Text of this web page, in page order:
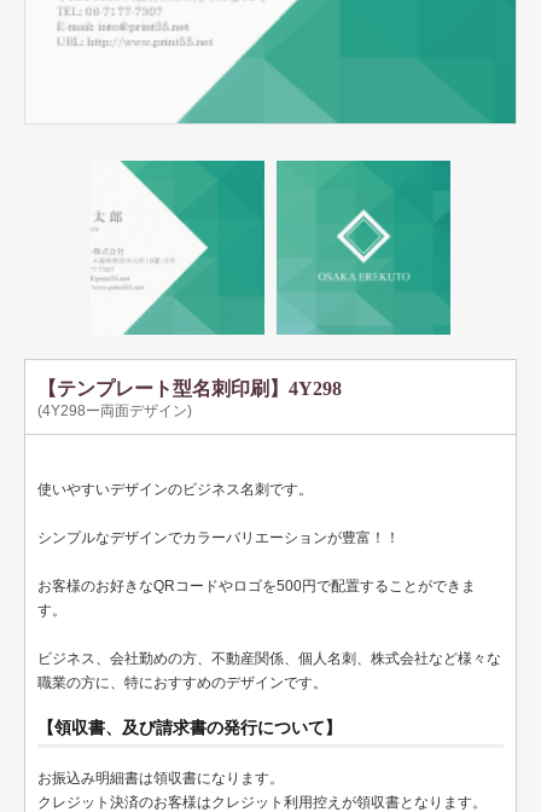
ビジネスモノクロ
フォト名刺（写真・画像入り名刺）
恋する名刺♥
和風名刺
不動産関係
用紙変更オプション
ロゴマーク販売
【テンプレート型名刺印刷】4Y298
(4Y298ー両面デザイン)
使いやすいデザインのビジネス名刺です。
シンプルなデザインでカラーバリエーションが豊富！！
お客様のお好きなQRコードやロゴを500円で配置することができま
す。
ビジネス、会社勤めの方、不動産関係、個人名刺、株式会社など様々な
職業の方に、特におすすめのデザインです。
【領収書、及び請求書の発行について】
お振込み明細書は領収書になります。
クレジット決済のお客様はクレジット利用控えが領収書となります。